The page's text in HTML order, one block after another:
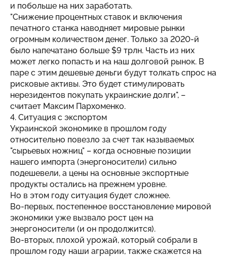
и побольше на них заработать.
"Снижение процентных ставок и включения
печатного станка наводняет мировые рынки
огромным количеством денег. Только за 2020-й
было напечатано больше $9 трлн. Часть из них
может легко попасть и на наш долговой рынок. В
паре с этим дешевые деньги будут толкать спрос на
рисковые активы. Это будет стимулировать
нерезидентов покупать украинские долги", –
считает Максим Пархоменко.
4. Ситуация с экспортом
Украинской экономике в прошлом году
относительно повезло за счет так называемых
"сырьевых ножниц" – когда основные позиции
нашего импорта (энергоносители) сильно
подешевели, а цены на основные экспортные
продукты остались на прежнем уровне.
Но в этом году ситуация будет сложнее.
Во-первых, постепенное восстановление мировой
экономики уже вызвало рост цен на
энергоносители (и он продолжится).
Во-вторых, плохой урожай, который собрали в
прошлом году наши аграрии, также скажется на